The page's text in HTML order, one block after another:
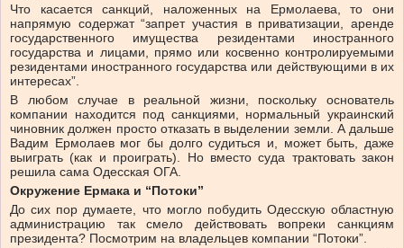
Что касается санкций, наложенных на Ермолаева, то они
напрямую содержат “запрет участия в приватизации, аренде
государственного имущества резидентами иностранного
государства и лицами, прямо или косвенно контролируемыми
резидентами иностранного государства или действующими в их
интересах”.
В любом случае в реальной жизни, поскольку основатель
компании находится под санкциями, нормальный украинский
чиновник должен просто отказать в выделении земли. А дальше
Вадим Ермолаев мог бы долго судиться и, может быть, даже
выиграть (как и проиграть). Но вместо суда трактовать закон
решила сама Одесская ОГА.
Окружение Ермака и “Потоки”
До сих пор думаете, что могло побудить Одесскую областную
администрацию так смело действовать вопреки санкциям
президента? Посмотрим на владельцев компании “Потоки”.